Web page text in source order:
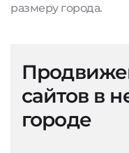
размеру города.
сайтов в
городе